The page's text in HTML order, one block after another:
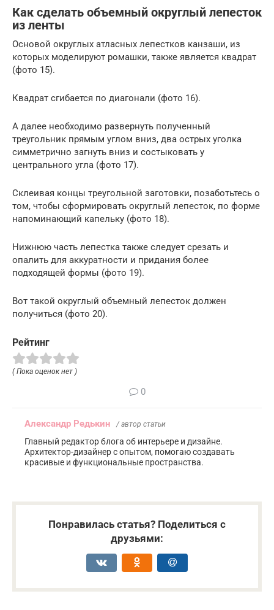
Как сделать объемный округлый лепесток
из ленты
Основой округлых атласных лепестков канзаши, из
которых моделируют ромашки, также является квадрат
(фото 15).
Квадрат сгибается по диагонали (фото 16).
А далее необходимо развернуть полученный
треугольник прямым углом вниз, два острых уголка
симметрично загнуть вниз и состыковать у
центрального угла (фото 17).
Склеивая концы треугольной заготовки, позаботьтесь о
том, чтобы сформировать округлый лепесток, по форме
напоминающий капельку (фото 18).
Нижнюю часть лепестка также следует срезать и
опалить для аккуратности и придания более
подходящей формы (фото 19).
Вот такой округлый объемный лепесток должен
получиться (фото 20).
Рейтинг
( Пока оценок нет )
0
Александр Редькин / автор статьи
Главный редактор блога об интерьере и дизайне.
Архитектор-дизайнер с опытом, помогаю создавать
красивые и функциональные пространства.
Понравилась статья? Поделиться с
друзьями: